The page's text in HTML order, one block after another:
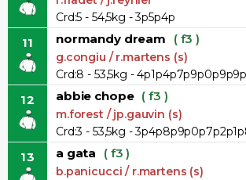
Crd:5 - 54,5kg - 3p5p4p
11 normandy dream ( f3 )
g.congiu / r.martens (s)
Crd:8 - 53,5kg -
12 abbie chope ( f3 )
m.forest / jp.gauvin (s)
Crd:3 - 53,5kg -
13 a gata ( f3 )
b.panicucci / r.martens (s)